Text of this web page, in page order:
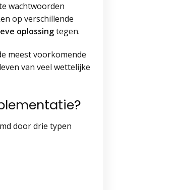
wachtwoorden
op verschillende
oplossingtegen.
meest voorkomende
van veel wettelijke
door drie typen